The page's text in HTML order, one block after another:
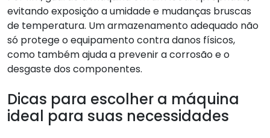
evitando exposição a umidade e mudanças bruscas
de temperatura. Um armazenamento adequado não
só protege o equipamento contra danos físicos,
como também ajuda a prevenir a corrosão e o
desgaste dos componentes.
Dicas para escolher a máquina
ideal para suas necessidades